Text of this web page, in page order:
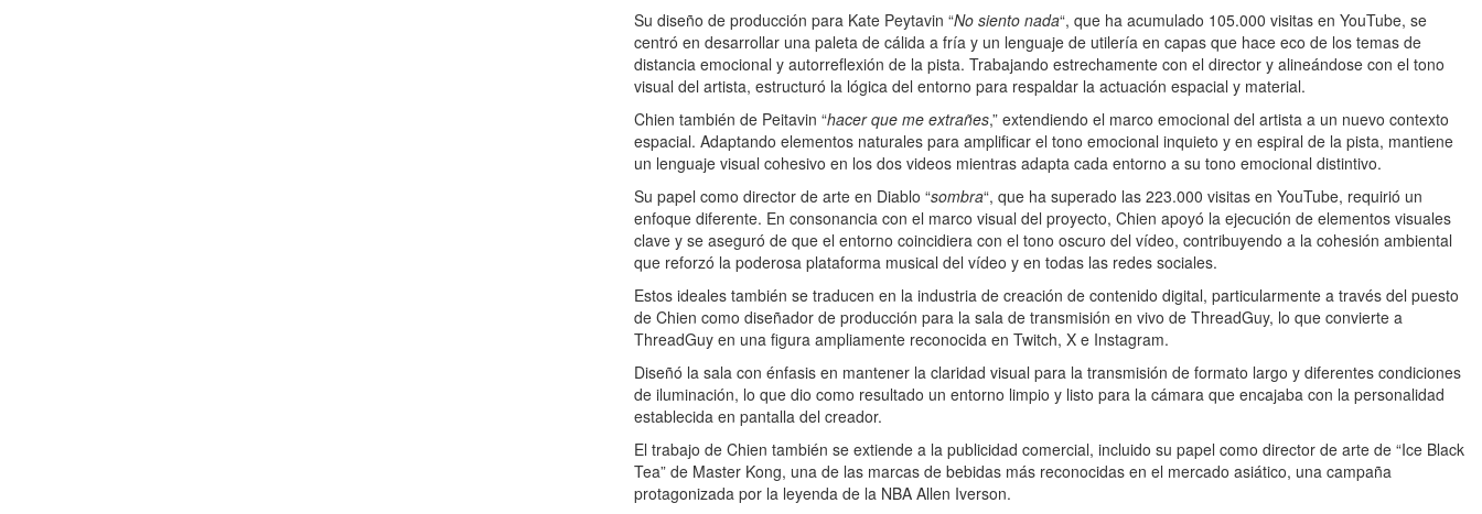
Su diseño de producción para Kate Peytavin “No siento nada“, que ha acumulado 105.000 visitas en YouTube, se
centró en desarrollar una paleta de cálida a fría y un lenguaje de utilería en capas que hace eco de los temas de
distancia emocional y autorreflexión de la pista. Trabajando estrechamente con el director y alineándose con el tono
visual del artista, estructuró la lógica del entorno para respaldar la actuación espacial y material.
Chien también de Peitavin “hacer que me extrañes,” extendiendo el marco emocional del artista a un nuevo contexto
espacial. Adaptando elementos naturales para amplificar el tono emocional inquieto y en espiral de la pista, mantiene
un lenguaje visual cohesivo en los dos videos mientras adapta cada entorno a su tono emocional distintivo.
Su papel como director de arte en Diablo “sombra“, que ha superado las 223.000 visitas en YouTube, requirió un
enfoque diferente. En consonancia con el marco visual del proyecto, Chien apoyó la ejecución de elementos visuales
clave y se aseguró de que el entorno coincidiera con el tono oscuro del vídeo, contribuyendo a la cohesión ambiental
que reforzó la poderosa plataforma musical del vídeo y en todas las redes sociales.
Estos ideales también se traducen en la industria de creación de contenido digital, particularmente a través del puesto
de Chien como diseñador de producción para la sala de transmisión en vivo de ThreadGuy, lo que convierte a
ThreadGuy en una figura ampliamente reconocida en Twitch, X e Instagram.
Diseñó la sala con énfasis en mantener la claridad visual para la transmisión de formato largo y diferentes condiciones
de iluminación, lo que dio como resultado un entorno limpio y listo para la cámara que encajaba con la personalidad
establecida en pantalla del creador.
El trabajo de Chien también se extiende a la publicidad comercial, incluido su papel como director de arte de “Ice Black
Tea” de Master Kong, una de las marcas de bebidas más reconocidas en el mercado asiático, una campaña
protagonizada por la leyenda de la NBA Allen Iverson.